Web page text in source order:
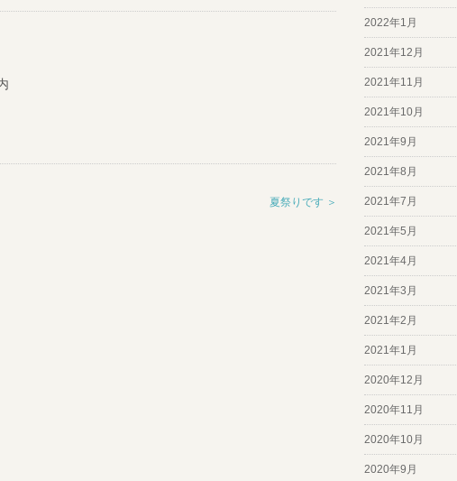
夏祭りです ＞
2022年1月
2021年12月
2021年11月
2021年10月
2021年9月
2021年8月
2021年7月
2021年5月
2021年4月
2021年3月
2021年2月
2021年1月
2020年12月
2020年11月
2020年10月
2020年9月